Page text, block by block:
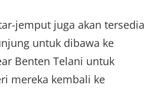
jemput juga akan tersedia
untuk dibawa ke
Benten Telani untuk
mereka kembali ke